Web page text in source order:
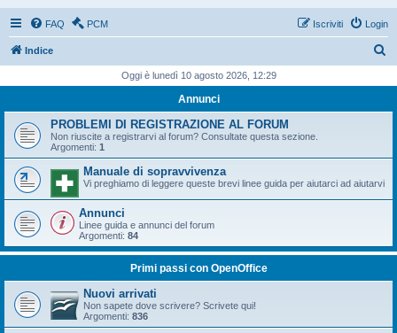
FAQ PCM Login
Iscriviti
Indice
c
Oggi è lunedì 10 agosto 2026, 12:29
Annunci
PROBLEMI DI REGISTRAZIONE AL FORUM
Non riuscite a registrarvi al forum? Consultate questa sezione.
Argomenti: 1
Manuale di sopravvivenza
Vi preghiamo di leggere queste brevi linee guida per aiutarci ad aiutarvi
Annunci
Linee guida e annunci del forum
Argomenti: 84
Primi passi con OpenOffice
Nuovi arrivati
Non sapete dove scrivere? Scrivete qui!
Argomenti: 836